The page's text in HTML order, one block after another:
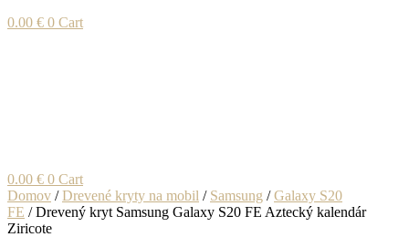
0.00 € 0 Cart
0.00 € 0 Cart
Domov /Drevené kryty na mobil / Samsung /Galaxy S20
FE / Drevený kryt Samsung Galaxy S20 FE Aztecký kalendár
Ziricote